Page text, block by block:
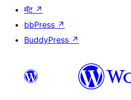
मॅट ↗
bbPress ↗
BuddyPress ↗